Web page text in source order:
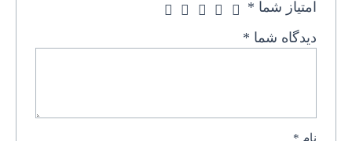
امتیاز شما *
دیدگاه شما *
نام *